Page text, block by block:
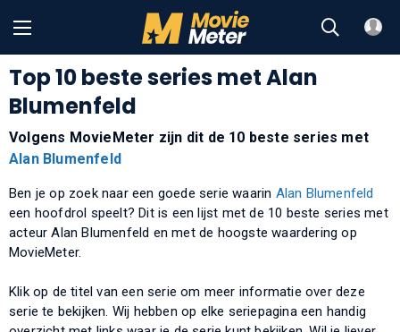
Top 10 beste series met Alan
Blumenfeld
Volgens MovieMeter zijn dit de 10 beste series met
Alan Blumenfeld
Ben je op zoek naar een goede serie waarin Alan Blumenfeld
een hoofdrol speelt? Dit is een lijst met de 10 beste series met
acteur Alan Blumenfeld en met de hoogste waardering op
MovieMeter.
Klik op de titel van een serie om meer informatie over deze
serie te bekijken. Wij hebben op elke seriepagina een handig